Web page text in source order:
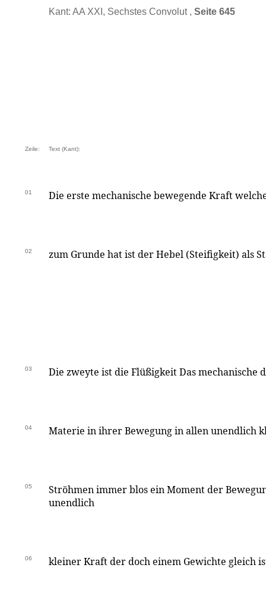
Kant: AA XXI, Sechstes Convolut , Seite 645
Zeile: Text (Kant):
01 Die erste mechanische bewegende Kraft
02 zum Grunde hat ist der Hebel (Steifigkeit) als
03 Die zweyte ist die Flüßigkeit Das mechanische
04 Materie in ihrer Bewegung in allen unendlich
05
Ströhmen immer blos ein Moment der
unendlich
06 kleiner Kraft der doch einem Gewichte gleich